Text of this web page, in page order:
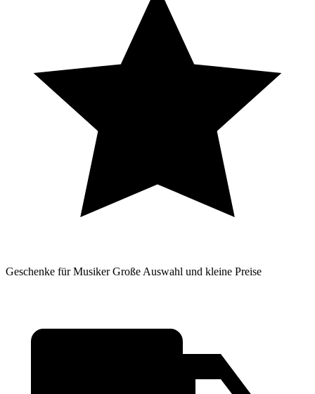
Geschenke für Musiker Große Auswahl und kleine Preise